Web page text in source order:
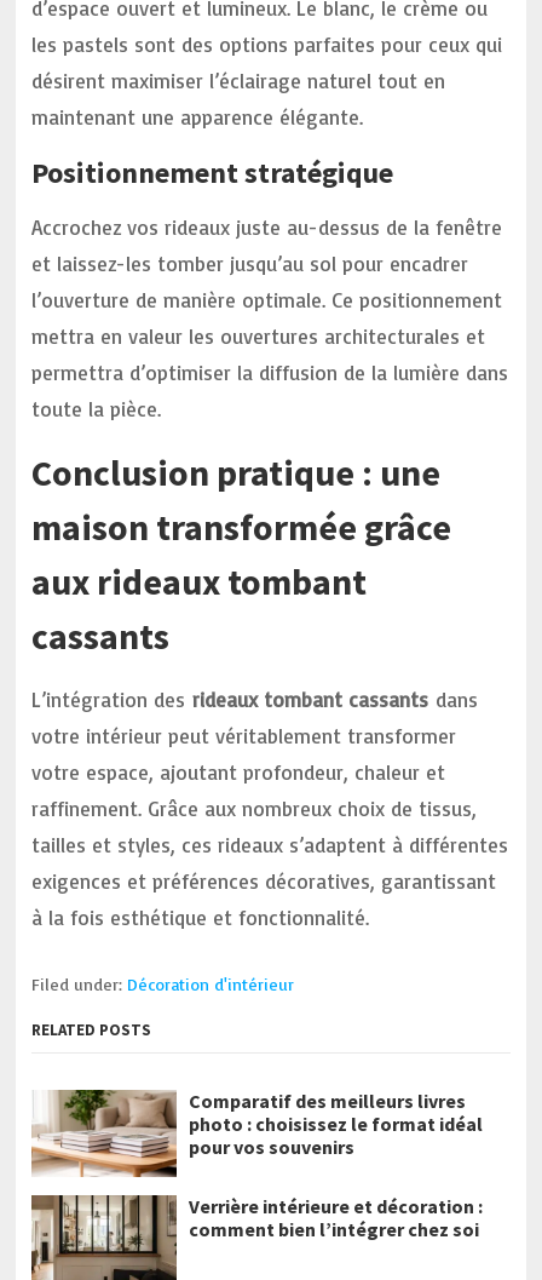
d’espace ouvert et lumineux. Le blanc, le crème ou
les pastels sont des options parfaites pour ceux qui
désirent maximiser l’éclairage naturel tout en
maintenant une apparence élégante.
Positionnement stratégique
Accrochez vos rideaux juste au-dessus de la fenêtre
et laissez-les tomber jusqu’au sol pour encadrer
l’ouverture de manière optimale. Ce positionnement
mettra en valeur les ouvertures architecturales et
permettra d’optimiser la diffusion de la lumière dans
toute la pièce.
Conclusion pratique : une
maison transformée grâce
aux rideaux tombant
cassants
L’intégration desrideaux tombant cassants dans
votre intérieur peut véritablement transformer
votre espace, ajoutant profondeur, chaleur et
raffinement. Grâce aux nombreux choix de tissus,
tailles et styles, ces rideaux s’adaptent à différentes
exigences et préférences décoratives, garantissant
à la fois esthétique et fonctionnalité.
Filed under: Décoration d'intérieur
RELATED POSTS
Comparatif des meilleurs livres
photo : choisissez le format idéal
pour vos souvenirs
Verrière intérieure et décoration :
comment bien l’intégrer chez soi